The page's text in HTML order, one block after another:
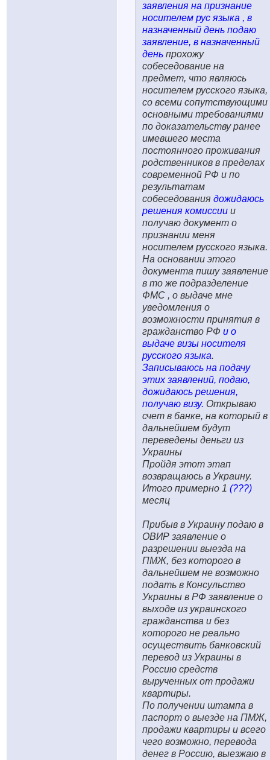
заявления на признание
носителем рус языка , в
назначенный день подаю
заявление, в назначенный
день прохожу
собеседование на
предмет, что являюсь
носителем русского языка,
со всеми сопутствующими
основными требованиями
по доказательству ранее
имевшего места
постоянного проживания
родственников в пределах
современной РФ и по
результатам
собеседования дожидаюсь
решения комиссии и
получаю документ о
признании меня
носителем русского языка.
На основании этого
документа пишу заявление
в то же подразделение
ФМС , о выдаче мне
уведомления о
возможности принятия в
гражданство РФ и о
выдаче визы носителя
русского языка.
Записываюсь на подачу
этих заявлений, подаю,
дожидаюсь решения,
получаю визу. Открываю
счет в банке, на который в
дальнейшем будут
переведены деньги из
Украины
Пройдя этот этап
возвращаюсь в Украину.
Итого примерно 1 (???)
месяц
Прибыв в Украину подаю в
ОВИР заявление о
разрешении выезда на
ПМЖ, без которого в
дальнейшем не возможно
подать в Консульство
Украины в РФ заявление о
выходе из украинского
гражданства и без
которого не реально
осуществить банковский
перевод из Украины в
Россию средств
вырученных от продажи
квартиры.
По получении штампа в
паспорт о выезде на ПМЖ,
продажи квартиры и всего
чего возможно, перевода
денег в Россию, выезжаю в